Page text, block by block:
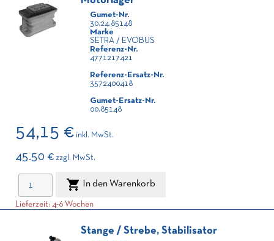
Gumet-Nr.
30.24.85148
Marke
SETRA / EVOBUS
Referenz-Nr.
4771217421
Referenz-Ersatz-Nr.
3572400418
Gumet-Ersatz-Nr.
00.85148
54,15 € inkl. MwSt.
45.50 € zzgl. MwSt.
 In den Warenkorb
Lieferzeit: 4-6 Wochen
Stange / Strebe, Stabilisator